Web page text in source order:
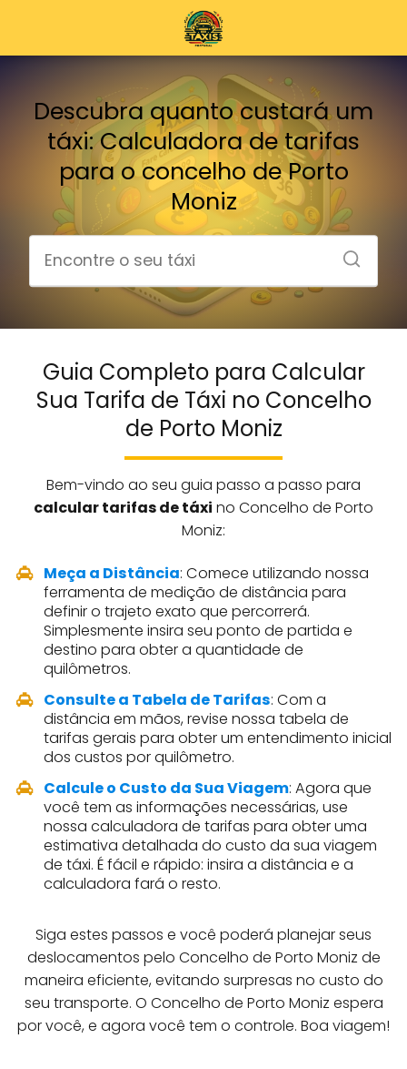
Descubra quanto custará um
táxi: Calculadora de tarifas
para o concelho de Porto
Moniz
Guia Completo para Calcular
Sua Tarifa de Táxi no Concelho
de Porto Moniz
Bem-vindo ao seu guia passo a passo para
calcular tarifas de táxi no Concelho de Porto
Moniz:
Meça a Distância: Comece utilizando nossa
ferramenta de medição de distância para
definir o trajeto exato que percorrerá.
Simplesmente insira seu ponto de partida e
destino para obter a quantidade de
quilômetros.
Consulte a Tabela de Tarifas: Com a
distância em mãos, revise nossa tabela de
tarifas gerais para obter um entendimento inicial
dos custos por quilômetro.
Calcule o Custo da Sua Viagem: Agora que
você tem as informações necessárias, use
nossa calculadora de tarifas para obter uma
estimativa detalhada do custo da sua viagem
de táxi. É fácil e rápido: insira a distância e a
calculadora fará o resto.
Siga estes passos e você poderá planejar seus
deslocamentos pelo Concelho de Porto Moniz de
maneira eficiente, evitando surpresas no custo do
seu transporte. O Concelho de Porto Moniz espera
por você, e agora você tem o controle. Boa viagem!